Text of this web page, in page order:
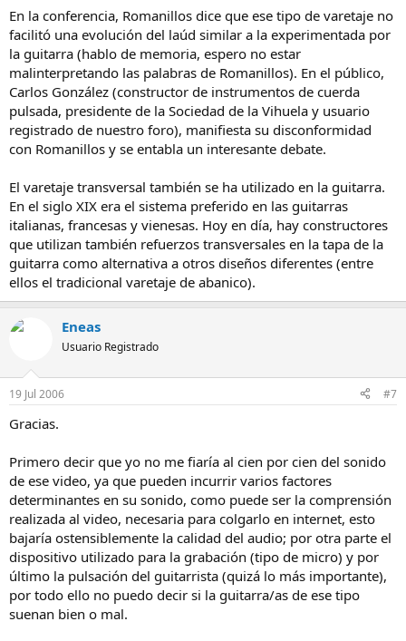
En la conferencia, Romanillos dice que ese tipo de varetaje no
facilitó una evolución del laúd similar a la experimentada por
la guitarra (hablo de memoria, espero no estar
malinterpretando las palabras de Romanillos). En el público,
Carlos González (constructor de instrumentos de cuerda
pulsada, presidente de la Sociedad de la Vihuela y usuario
registrado de nuestro foro), manifiesta su disconformidad
con Romanillos y se entabla un interesante debate.
El varetaje transversal también se ha utilizado en la guitarra.
En el siglo XIX era el sistema preferido en las guitarras
italianas, francesas y vienesas. Hoy en día, hay constructores
que utilizan también refuerzos transversales en la tapa de la
guitarra como alternativa a otros diseños diferentes (entre
ellos el tradicional varetaje de abanico).
Eneas
Usuario Registrado
19 Jul 2006 #7
Gracias.
Primero decir que yo no me fiaría al cien por cien del sonido
de ese video, ya que pueden incurrir varios factores
determinantes en su sonido, como puede ser la comprensión
realizada al video, necesaria para colgarlo en internet, esto
bajaría ostensiblemente la calidad del audio; por otra parte el
dispositivo utilizado para la grabación (tipo de micro) y por
último la pulsación del guitarrista (quizá lo más importante),
por todo ello no puedo decir si la guitarra/as de ese tipo
suenan bien o mal.